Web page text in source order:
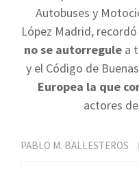
Autobuses y
López Madrid,
no se autorregule a
y el Código de
Europea la que
actores de
PABLO M. BALLESTEROS